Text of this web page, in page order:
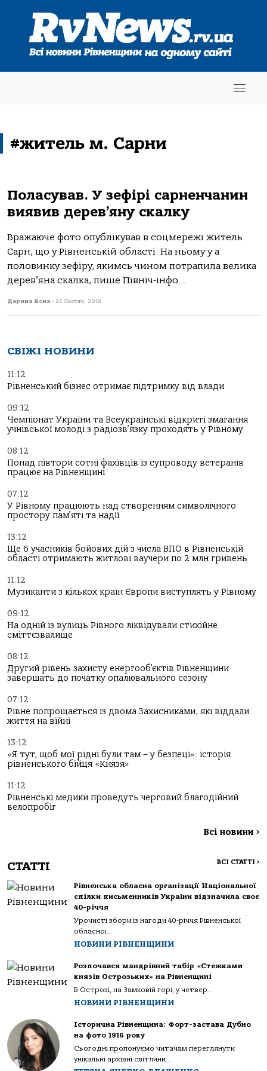
#житель м. Сарни
Поласував. У зефірі сарненчанин
виявив дерев’яну скалку
Вражаюче фото опублікував в соцмережі житель
Сарн, що у Рівненській області. На ньому у а
половинку зефіру, якимсь чином потрапила велика
дерев’яна скалка, пише Північ-інфо...
Дарина Ясна - 25 Лютого, 2018
СВІЖІ НОВИНИ
11:12
Рівненський бізнес отримає підтримку від влади
09:12
Чемпіонат України та Всеукраїнські відкриті змагання
учнівської молоді з радіозв’язку проходять у Рівному
08:12
Понад півтори сотні фахівців із супроводу ветеранів
працює на Рівненщині
07:12
У Рівному працюють над створенням символічного
простору пам’яті та надії
13:12
Ще 6 учасників бойових дій з числа ВПО в Рівненській
області отримають житлові ваучери по 2 млн гривень
11:12
Музиканти з кількох країн Європи виступлять у Рівному
09:12
На одній із вулиць Рівного ліквідували стихійне
сміттєзвалище
08:12
Другий рівень захисту енергооб’єктів Рівненщини
завершать до початку опалювального сезону
07:12
Рівне попрощається із двома Захисниками, які віддали
життя на війні
13:12
«Я тут, щоб мої рідні були там – у безпеці»: історія
рівненського бійця «Князя»
11:12
Рівненські медики проведуть черговий благодійний
велопробіг
Всі новини >
СТАТТІ ВСІ СТАТТІ >
Рівненська обласна організації Національної
спілки письменників України відзначила своє
40-річчя
Урочисті збори із нагоди 40-річчя Рівненської
обласної...
НОВИНИ РІВНЕНЩИНИ
Розпочався мандрівний табір «Стежками
князів Острозьких» на Рівненщині
В Острозі, на Замковій горі, у четвер...
НОВИНИ РІВНЕНЩИНИ
Історична Рівненщина: Форт-застава Дубно
на фото 1916 року
Сьогодні пропонуємо читачам переглянути
унікальні архівні світлини...